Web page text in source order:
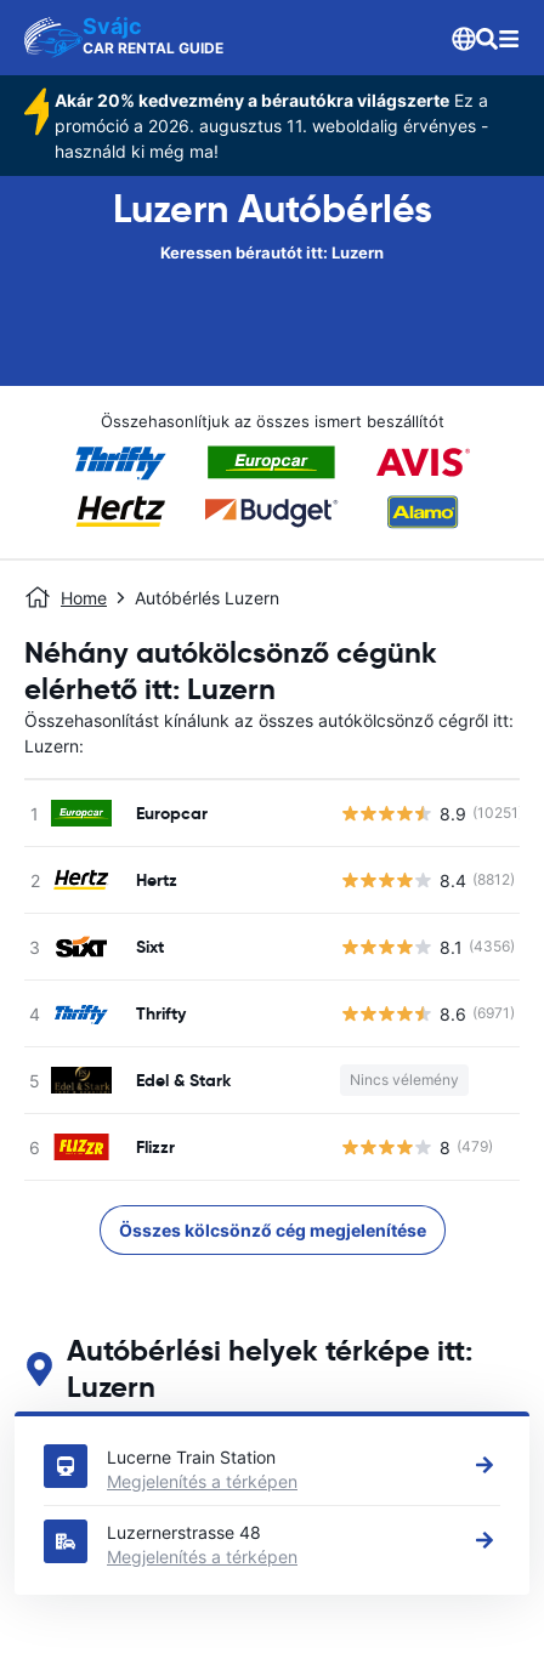
Svájc
CAR RENTAL GUIDE
Akár 20% kedvezmény a bérautókra világszerteEz a
promóció a 2026. augusztus 11. weboldalig érvényes -
használd ki még ma!
Luzern Autóbérlés
Keressen bérautót itt: Luzern
Összehasonlítjuk az összes ismert beszállítót
Home Autóbérlés Luzern
Néhány autókölcsönző cégünk
elérhető itt: Luzern
Összehasonlítást kínálunk az összes autókölcsönző cégről itt:
Luzern:
Europcar 8.9 (10251)
Hertz 8.4 (8812)
Sixt 8.1 (4356)
Thrifty 8.6 (6971)
Edel & Stark Nincs vélemény
Flizzr 8 (479)
Összes kölcsönző cég megjelenítése
Autóbérlési helyek térképe itt:
Luzern
Tekintse meg fő autóbérlési helyeinket itt: Luzern
Lucerne Train Station
Megjelenítés a térképen
Luzernerstrasse 48
Megjelenítés a térképen